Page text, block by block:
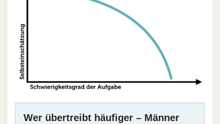
Wer übertreibt häufiger – Männer